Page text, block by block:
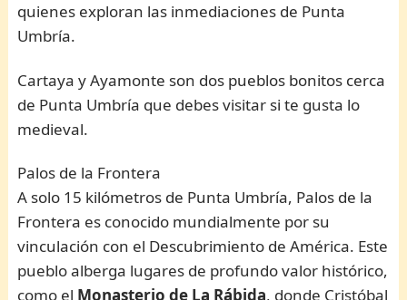
quienes exploran las inmediaciones de Punta
Umbría.
Cartaya y Ayamonte son dos pueblos bonitos cerca
de Punta Umbría que debes visitar si te gusta lo
medieval.
Palos de la Frontera
A solo 15 kilómetros de Punta Umbría, Palos de la
Frontera es conocido mundialmente por su
vinculación con el Descubrimiento de América. Este
pueblo alberga lugares de profundo valor histórico,
como el Monasterio de La Rábida, donde Cristóbal